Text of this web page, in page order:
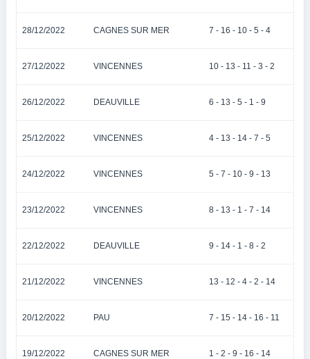
28/12/2022 CAGNES SUR MER 7 - 16 - 10 - 5 - 4
27/12/2022 VINCENNES 10 - 13 - 11 - 3 - 2
26/12/2022 DEAUVILLE 6 - 13 - 5 - 1 - 9
25/12/2022 VINCENNES 4 - 13 - 14 - 7 - 5
24/12/2022 VINCENNES 5 - 7 - 10 - 9 - 13
23/12/2022 VINCENNES 8 - 13 - 1 - 7 - 14
22/12/2022 DEAUVILLE 9 - 14 - 1 - 8 - 2
21/12/2022 VINCENNES 13 - 12 - 4 - 2 - 14
20/12/2022 PAU 7 - 15 - 14 - 16 - 11
19/12/2022 CAGNES SUR MER 1 - 2 - 9 - 16 - 14